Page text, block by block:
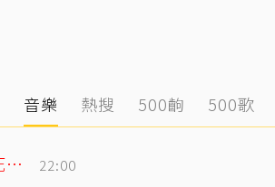
音樂 熱搜 500齣 500歌
泰男團成員驚傳離世！清晨騎車失聯「尋獲已成遺體」 死因待調查 22:00